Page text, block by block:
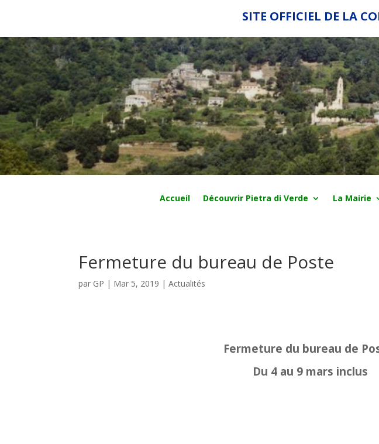
SITE OFFICIEL DE LA
Accueil Découvrir Pietra di Verde La Mairie
Fermeture du bureau de Poste
par GP | Mar 5, 2019 |Actualités
Fermeture du bureau de
Du 4 au 9 mars inclus